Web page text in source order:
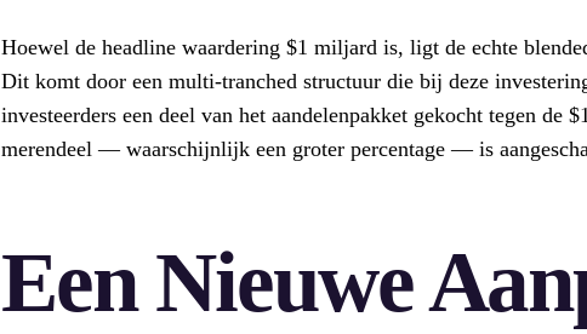
Hoewel de headline waardering $1 miljard is, ligt de echte
Dit komt door een multi-tranched structuur die bij deze
investeerders een deel van het aandelenpakket gekocht tegen de
merendeel — waarschijnlijk een groter percentage — is
Een Nieuwe